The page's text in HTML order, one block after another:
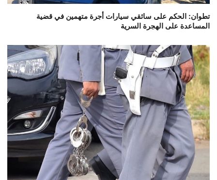
تطوان: الحكم على سائقي سيارات أجرة متهمين في قضية
المساعدة على الهجرة السرية